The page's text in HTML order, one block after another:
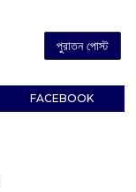
পুরাতন পোস্ট
FACEBOOK